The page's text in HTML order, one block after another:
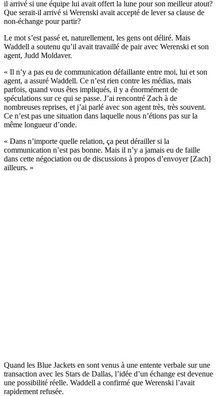
il arrivé si une équipe lui avait offert la lune pour son meilleur atout?
Que serait-il arrivé si Werenski avait accepté de lever sa clause de
non-échange pour partir?
Le mot s’est passé et, naturellement, les gens ont déliré. Mais
Waddell a soutenu qu’il avait travaillé de pair avec Werenski et son
agent, Judd Moldaver.
« Il n’y a pas eu de communication défaillante entre moi, lui et son
agent, a assuré Waddell. Ce n’est rien contre les médias, mais
parfois, quand vous êtes impliqués, il y a énormément de
spéculations sur ce qui se passe. J’ai rencontré Zach à de
nombreuses reprises, et j’ai parlé avec son agent très, très souvent.
Ce n’est pas une situation dans laquelle nous n’étions pas sur la
même longueur d’onde.
« Dans n’importe quelle relation, ça peut dérailler si la
communication n’est pas bonne. Mais il n’y a jamais eu de faille
dans cette négociation ou de discussions à propos d’envoyer [Zach]
ailleurs. »
Quand les Blue Jackets en sont venus à une entente verbale sur une
transaction avec les Stars de Dallas, l’idée d’un échange est devenue
une possibilité réelle. Waddell a confirmé que Werenski l’avait
rapidement refusée.